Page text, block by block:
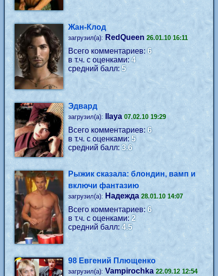
Жан-Клод
загрузил(а): RedQueen 26.01.10 16:11
Всего комментариев:6
в т.ч. с оценками:4
средний балл: 5
Эдвард
загрузил(а): Ilaya 07.02.10 19:29
Всего комментариев: 6
в т.ч. с оценками: 5
средний балл:3.6
Рыжик сказала: блондин, вамп и
включи фантазию
загрузил(а): Надежда 28.01.10 14:07
Всего комментариев:6
в т.ч. с оценками:2
средний балл:4.5
98 Евгений Плющенко
загрузил(а): Vampirochka 22.09.12 12:54